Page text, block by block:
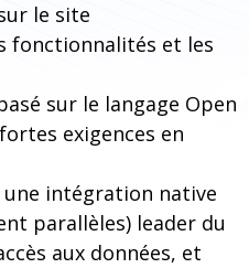
le site
fonctionnalités et les
sur le langage Open
exigences en
une intégration native
parallèles) leader du
aux données, et